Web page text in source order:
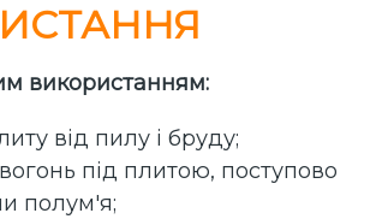
використанням:
від пилу і бруду;
під плитою, поступово
полум'я;